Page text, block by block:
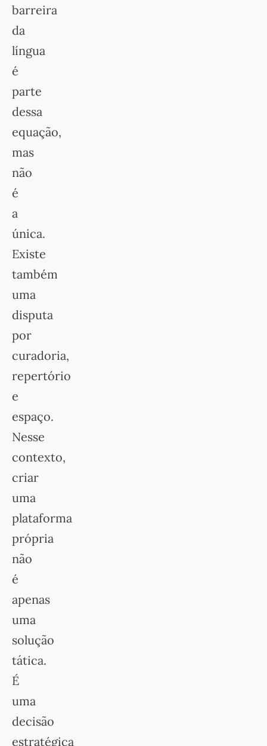
barreira
da
língua
é
parte
dessa
equação,
mas
não
é
a
única.
Existe
também
uma
disputa
por
curadoria,
repertório
e
espaço.
Nesse
contexto,
criar
uma
plataforma
própria
não
é
apenas
uma
solução
tática.
É
uma
decisão
estratégica